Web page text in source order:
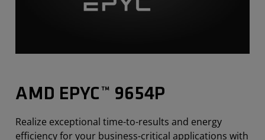
AMD EPYC™ 9654P
Realize exceptional time-to-results and energy
efficiency for your business-critical applications with